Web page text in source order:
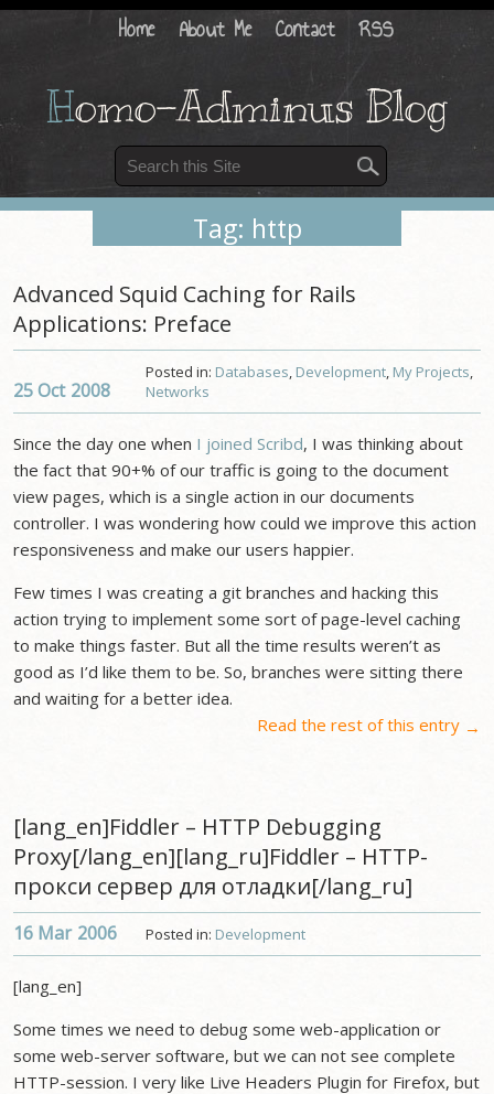
Home About Me Contact RSS
Homo-Adminus Blog
Tag: http
Advanced Squid Caching for Rails
Applications: Preface
Posted in: Databases, Development, My Projects,
Networks
25 Oct 2008
Since the day one when I joined Scribd, I was thinking about
the fact that 90+% of our traffic is going to the document
view pages, which is a single action in our documents
controller. I was wondering how could we improve this action
responsiveness and make our users happier.
Few times I was creating a git branches and hacking this
action trying to implement some sort of page-level caching
to make things faster. But all the time results weren’t as
good as I’d like them to be. So, branches were sitting there
and waiting for a better idea.
Read the rest of this entry →
[lang_en]Fiddler – HTTP Debugging
Proxy[/lang_en][lang_ru]Fiddler – HTTP-
прокси сервер для отладки[/lang_ru]
Posted in: Development
16 Mar 2006
[lang_en]
Some times we need to debug some web-application or
some web-server software, but we can not see complete
HTTP-session. I very like Live Headers Plugin for Firefox, but